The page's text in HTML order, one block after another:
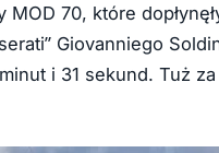
70, które
Giovanniego
i 31 sekund. Tuż za